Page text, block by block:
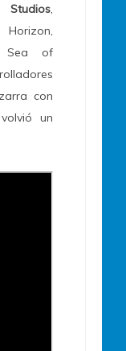
Studios
Sea of
con
un